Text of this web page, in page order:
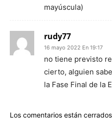
mayúscula)
rudy77
16 mayo 2022 En 19:17
no tiene previsto
cierto, alguien
la Fase Final de la
Los comentarios están